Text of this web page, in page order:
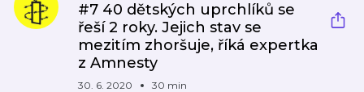
#7 40 dětských uprchlíků se
řeší 2 roky. Jejich stav se
mezitím zhoršuje, říká expertka
z Amnesty
30. 6. 2020 30 min